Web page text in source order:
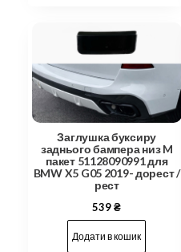
Заглушка буксиру
заднього бампера низ M
пакет 51128090991 для
BMW X5 G05 2019- дорест /
рест
539₴
Додати в кошик